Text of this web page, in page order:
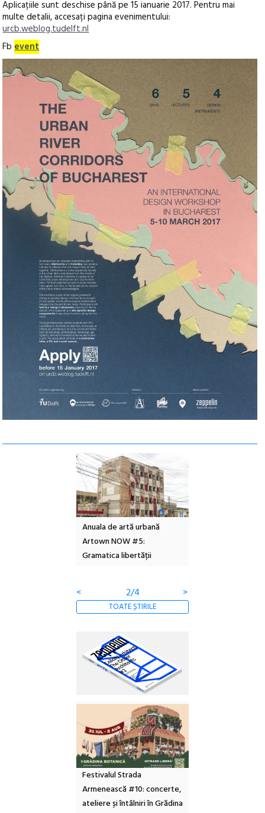
Aplicațiile sunt deschise până pe 15 ianuarie 2017. Pentru mai
multe detalii, accesați pagina evenimentului:
urcb.weblog.tudelft.nl
Fbevent
Anuala de artă urbană
Artown NOW #5:
Gramatica libertății
< 2/4 >
TOATE ȘTIRILE
Festivalul Strada
Armenească #10: concerte,
ateliere și întâlniri în Grădina